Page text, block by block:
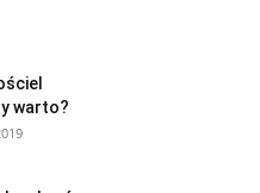
warto?